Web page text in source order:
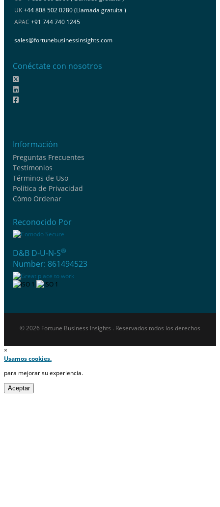
UK+44 808 502 0280 (Llamada gratuita )
APAC +91 744 740 1245
sales@fortunebusinessinsights.com
Conéctate con nosotros
Información
Preguntas Frecuentes
Testimonios
Términos de Uso
Política de Privacidad
Cómo Ordenar
Reconocido Por
D&B D-U-N-S®
Number: 861494523
© 2026 Fortune Business Insights . Reservados todos los derechos
×
Usamos cookies.
para mejorar su experiencia.
Aceptar